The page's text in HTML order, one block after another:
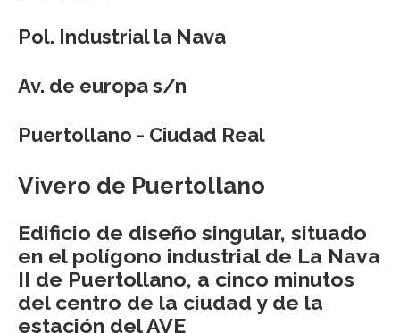
Pol. Industrial la Nava
Av. de europa s/n
Puertollano - Ciudad Real
Vivero de Puertollano
Edificio de diseño singular, situado
en el polígono industrial de La Nava
II de Puertollano, a cinco minutos
del centro de la ciudad y de la
estación del AVE